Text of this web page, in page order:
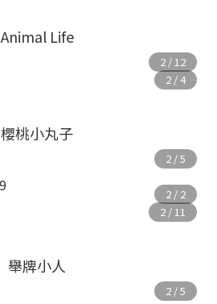
Animal Life
櫻桃小丸子
舉牌小人